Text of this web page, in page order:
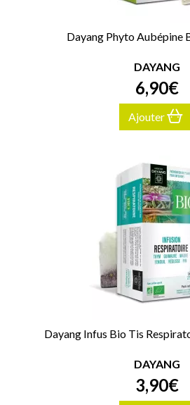
Dayang Phyto Aubépine
DAYANG
6,90€
Ajouter
Dayang Infus Bio Tis
DAYANG
3,90€